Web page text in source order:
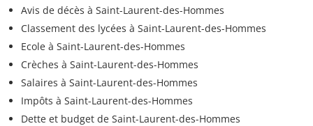
Avis de décès à Saint-Laurent-des-Hommes
Classement des lycées à Saint-Laurent-des-Hommes
Ecole à Saint-Laurent-des-Hommes
Crèches à Saint-Laurent-des-Hommes
Salaires à Saint-Laurent-des-Hommes
Impôts à Saint-Laurent-des-Hommes
Dette et budget de Saint-Laurent-des-Hommes